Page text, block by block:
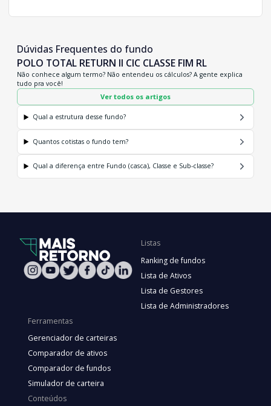
Dúvidas Frequentes do fundo
POLO TOTAL RETURN II CIC CLASSE FIM RL
Não conhece algum termo? Não entendeu os cálculos? A gente explica
tudo pra você!
Ver todos os artigos
Qual a estrutura desse fundo?
Quantos cotistas o fundo tem?
Qual a diferença entre Fundo (casca), Classe e Sub-classe?
Listas
Ranking de fundos
Lista de Ativos
Lista de Gestores
Lista de Administradores
Ferramentas
Gerenciador de carteiras
Comparador de ativos
Comparador de fundos
Simulador de carteira
Conteúdos